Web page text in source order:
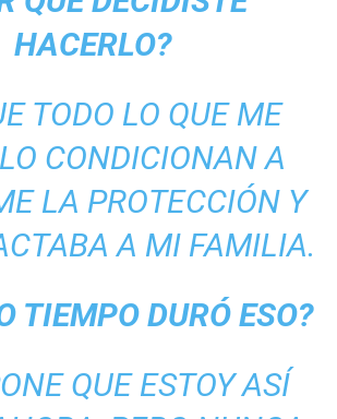
HACERLO?
TODO LO QUE ME
CONDICIONAN A
LA PROTECCIÓN Y
A MI FAMILIA.
TIEMPO DURÓ ESO?
QUE ESTOY ASÍ